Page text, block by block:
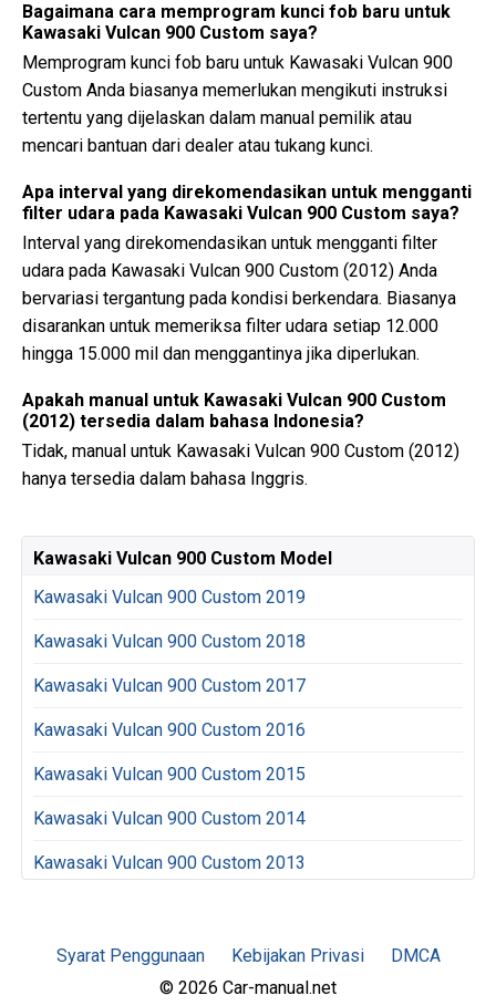
Bagaimana cara memprogram kunci fob baru untuk
Kawasaki Vulcan 900 Custom saya?
Memprogram kunci fob baru untuk Kawasaki Vulcan 900
Custom Anda biasanya memerlukan mengikuti instruksi
tertentu yang dijelaskan dalam manual pemilik atau
mencari bantuan dari dealer atau tukang kunci.
Apa interval yang direkomendasikan untuk mengganti
filter udara pada Kawasaki Vulcan 900 Custom saya?
Interval yang direkomendasikan untuk mengganti filter
udara pada Kawasaki Vulcan 900 Custom (2012) Anda
bervariasi tergantung pada kondisi berkendara. Biasanya
disarankan untuk memeriksa filter udara setiap 12.000
hingga 15.000 mil dan menggantinya jika diperlukan.
Apakah manual untuk Kawasaki Vulcan 900 Custom
(2012) tersedia dalam bahasa Indonesia?
Tidak, manual untuk Kawasaki Vulcan 900 Custom (2012)
hanya tersedia dalam bahasa Inggris.
Kawasaki Vulcan 900 Custom Model
Kawasaki Vulcan 900 Custom 2019
Kawasaki Vulcan 900 Custom 2018
Kawasaki Vulcan 900 Custom 2017
Kawasaki Vulcan 900 Custom 2016
Kawasaki Vulcan 900 Custom 2015
Kawasaki Vulcan 900 Custom 2014
Kawasaki Vulcan 900 Custom 2013
Syarat Penggunaan Kebijakan Privasi
DMCA
© 2026 Car-manual.net